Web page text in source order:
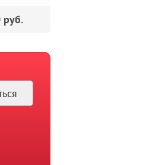
руб.